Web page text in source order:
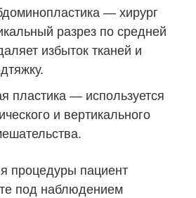
— хирург
разрез по средней
избыток тканей и
пластика — используется
и вертикального
процедуры пациент
под наблюдением